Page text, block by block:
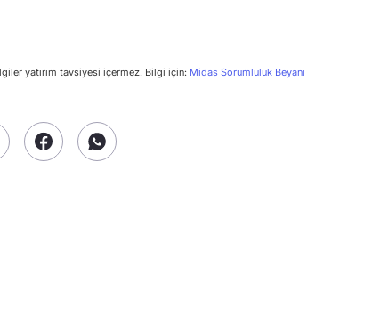
yatırım tavsiyesi içermez. Bilgi için: Midas Sorumluluk Beyanı